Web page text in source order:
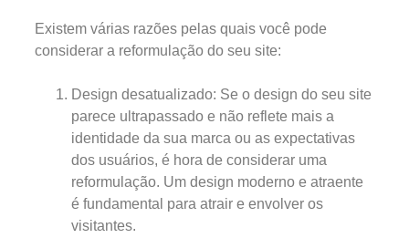
Existem várias razões pelas quais você pode
considerar a reformulação do seu site:
Design desatualizado: Se o design do seu site
parece ultrapassado e não reflete mais a
identidade da sua marca ou as expectativas
dos usuários, é hora de considerar uma
reformulação. Um design moderno e atraente
é fundamental para atrair e envolver os
visitantes.